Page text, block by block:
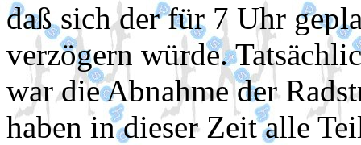
daß sich der für 7 Uhr
verzögern würde.
war die Abnahme der
haben in dieser Zeit alle